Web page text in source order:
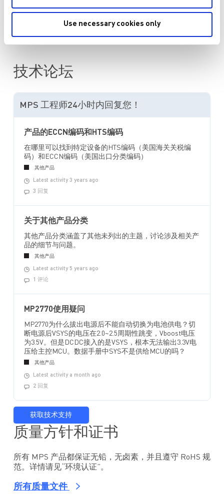
Use necessary cookies only
查看所有购买选项
查看代理商的定价和库存
技术论坛
MPS 工程师24小时内回复您！
产品的ECCN编码和HTS编码
在哪里可以找到特定设备的HTS编码（美国海关关税编
码）和ECCN编码（美国出口分类编码）
其他产品
Latest activity 3 years ago
3 回复
关于其他产品分类
其他产品分类涵盖了其他未列出的主题，讨论涉及相关产
品的细节与问题。
其他产品
Latest activity 5 years ago
1 评论
MP2770使用疑问
MP2770为什么拔出电源后不能自动切换为电池供电？切
断电源后VSYS的电压在2.0~2.5周期性跳变，Vboost电压
为3.5V。但是DCDC接入的是VSYS，根本无法输出3.3V电
压给主控MCU。数据手册中SYS不是供给MCU的吗？
其他产品
Latest activity a month ago
2 回复
获取技术支持
质量方针和证书
所有 MPS 产品都保证无铅，无卤素，并且遵守 RoHS 规
范。详情请见“环境认证”。
所有质量文件